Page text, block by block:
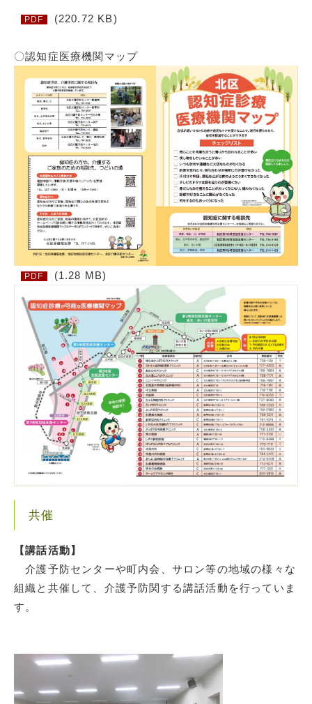
PDF (220.72 KB)
〇認知症医療機関マップ
PDF (1.28 MB)
共催
【講話活動】
介護予防センターや町内会、サロン等の地域の様々な
組織と共催して、介護予防関する講話活動を行っていま
す。